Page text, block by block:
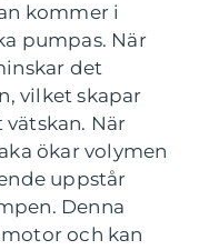
kommer i
pumpas. När
det
vilket skapar
När
ökar volymen
uppstår
Denna
och kan